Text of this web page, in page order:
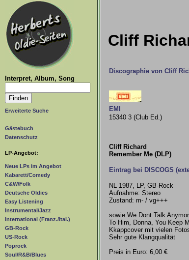
Interpret, Album, Song
Erweiterte Suche
Gästebuch
Datenschutz
LP-Angebot:
Neue LPs im Angebot
Kabarett/Comedy
C&W/Folk
Deutsche Oldies
Easy Listening
Instrumental/Jazz
International (Franz./Ital.)
GB-Rock
US-Rock
Poprock
Soul/R&B/Blues
Cliff
Discographie von Cliff
EMI
15340 3 (Club Ed.)
Cliff Richard
Remember Me (DLP)
Eintrag bei DISCOGS
NL 1987, LP, GB-Rock
Aufnahme: Stereo
Zustand: m- / vg+++
sowie We Dont Talk
To Him, Donna, You Keep
Kkappcover mit vielen
Sehr gute Klangqualität
Preis in Euro: 6,00 €